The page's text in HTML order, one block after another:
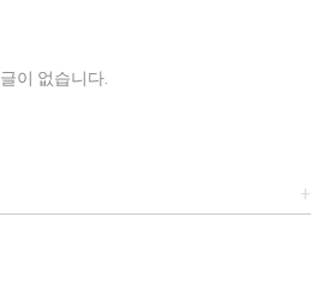
글이 없습니다.
+